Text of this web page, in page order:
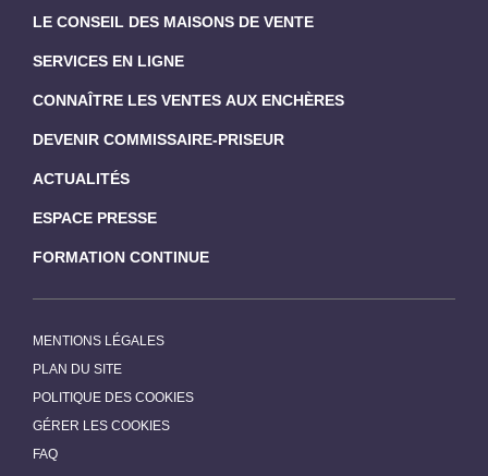
LE CONSEIL DES MAISONS DE VENTE
SERVICES EN LIGNE
CONNAÎTRE LES VENTES AUX ENCHÈRES
DEVENIR COMMISSAIRE-PRISEUR
ACTUALITÉS
ESPACE PRESSE
FORMATION CONTINUE
MENTIONS LÉGALES
PLAN DU SITE
POLITIQUE DES COOKIES
GÉRER LES COOKIES
FAQ